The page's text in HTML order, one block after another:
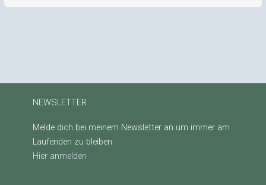
NEWSLETTER
Melde dich bei meinem Newsletter an um immer am
Laufenden zu bleiben
Hier anmelden